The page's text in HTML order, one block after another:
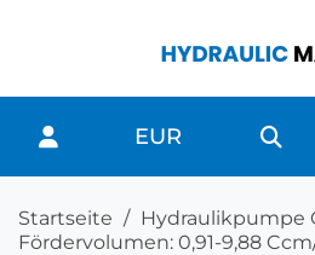
EUR
Startseite
Hydraulikpumpe
Fördervolumen: 0,91-9,88